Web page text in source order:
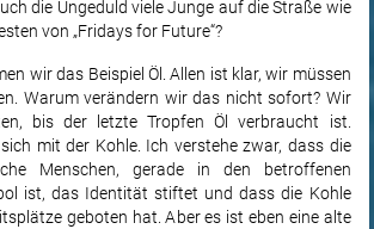
die Ungeduld viele Junge auf die Straße wie
von „Fridays for Future“?
wir das Beispiel Öl. Allen ist klar, wir müssen
Warum verändern wir das nicht sofort? Wir
bis der letzte Tropfen Öl verbraucht ist.
mit der Kohle. Ich verstehe zwar, dass die
Menschen, gerade in den betroffenen
ist, das Identität stiftet und dass die Kohle
geboten hat. Aber es ist eben eine alte